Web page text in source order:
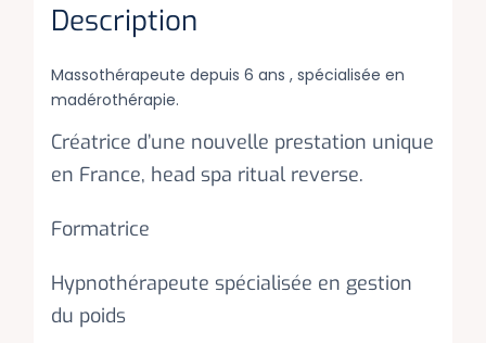
Description
Massothérapeute depuis 6 ans , spécialisée en
madérothérapie.
Créatrice d’une nouvelle prestation unique
en France, head spa ritual reverse.
Formatrice
Hypnothérapeute spécialisée en gestion
du poids